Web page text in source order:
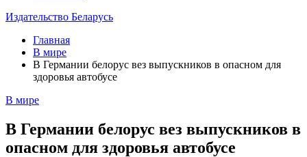
Издательство Беларусь
Главная
В мире
В Германии белорус вез выпускников в опасном для
здоровья автобусе
В мире
В Германии белорус вез выпускников в
опасном для здоровья автобусе